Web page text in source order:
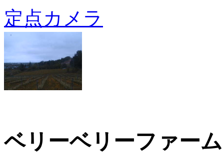
定点カメラ
ベリーベリーファー